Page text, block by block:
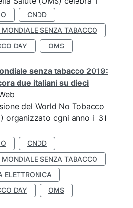
CNDD
MONDIALE SENZA TABACCO
DAY
OMS
senza tabacco 2019:
due italiani su dieci
del World No Tobacco
organizzato ogni anno il 31
CNDD
MONDIALE SENZA TABACCO
ELETTRONICA
DAY
OMS